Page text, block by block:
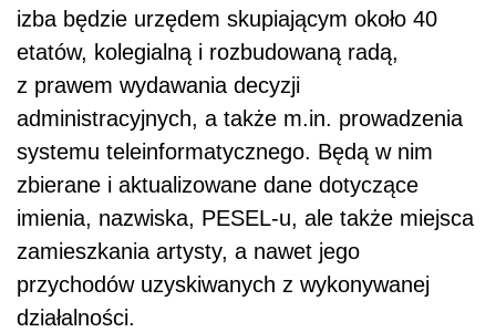
izba będzie urzędem skupiającym około 40
etatów, kolegialną i rozbudowaną radą,
z prawem wydawania decyzji
administracyjnych, a także m.in. prowadzenia
systemu teleinformatycznego. Będą w nim
zbierane i aktualizowane dane dotyczące
imienia, nazwiska, PESEL-u, ale także miejsca
zamieszkania artysty, a nawet jego
przychodów uzyskiwanych z wykonywanej
działalności.